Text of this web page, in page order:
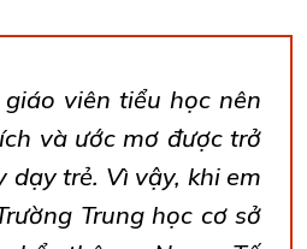
viên tiểu học nên
và ước mơ được trở
trẻ. Vì vậy, khi em
Trung học cơ sở